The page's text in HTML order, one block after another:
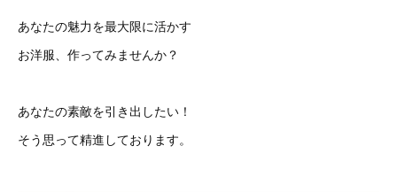
あなたの魅力を最大限に活かす
お洋服、作ってみませんか？
あなたの素敵を引き出したい！
そう思って精進しております。